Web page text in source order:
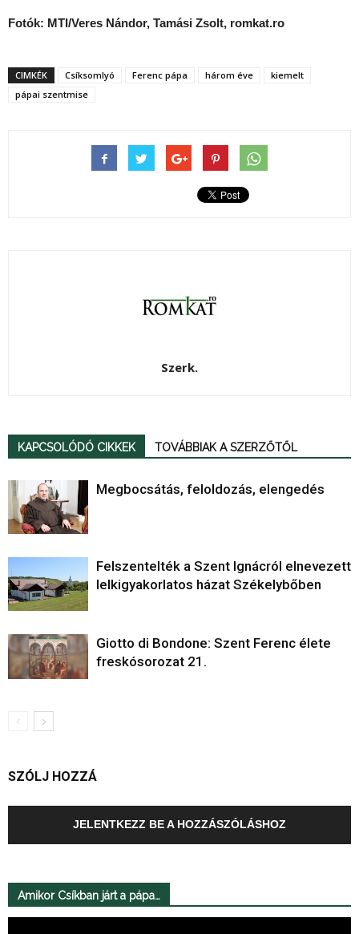
Fotók: MTI/Veres Nándor, Tamási Zsolt, romkat.ro
CIMKÉK Csíksomlyó Ferenc pápa három éve
kiemelt
pápai szentmise
Szerk.
KAPCSOLÓDÓ CIKKEK TOVÁBBIAK A SZERZŐTŐL
Megbocsátás, feloldozás, elengedés
Felszentelték a Szent Ignácról elnevezett
lelkigyakorlatos házat Székelybőben
Giotto di Bondone: Szent Ferenc élete
freskósorozat 21.
SZÓLJ HOZZÁ
JELENTKEZZ BE A HOZZÁSZÓLÁSHOZ
Amikor Csíkban járt a pápa…